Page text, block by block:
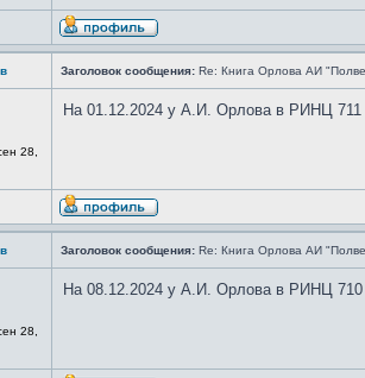
Заголовок сообщения: Re: Книга Орлова АИ
28,
На 01.12.2024 у А.И. Орлова в РИНЦ 711
Заголовок сообщения: Re: Книга Орлова АИ
28,
На 08.12.2024 у А.И. Орлова в РИНЦ 710